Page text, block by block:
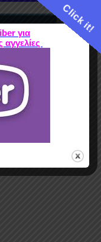
Click it!
για
αγγελίες